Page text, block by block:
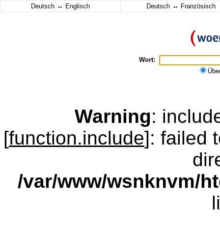
Deutsch ↔ Englisch Deutsch ↔ Französisch
Wort:
Warning:
[function.include]: failed
/var/www/wsnknvm/